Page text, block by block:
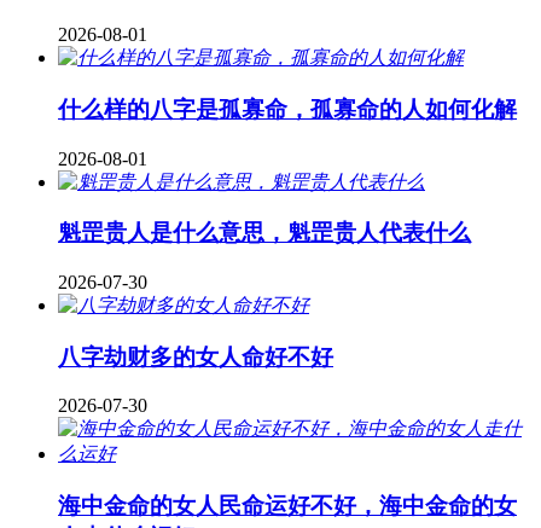
2026-08-01
什么样的八字是孤寡命，孤寡命的人如何化解
2026-08-01
魁罡贵人是什么意思，魁罡贵人代表什么
2026-07-30
八字劫财多的女人命好不好
2026-07-30
海中金命的女人民命运好不好，海中金命的女